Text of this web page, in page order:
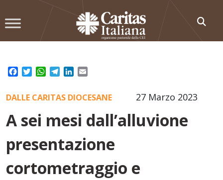
to
Facebook
TwitterWhatsApp
TelegramLinkedIn
27 Marzo 2023
DALLE CARITAS DIOCESANE
A sei mesi dall’alluvione
presentazione
cortometraggio e